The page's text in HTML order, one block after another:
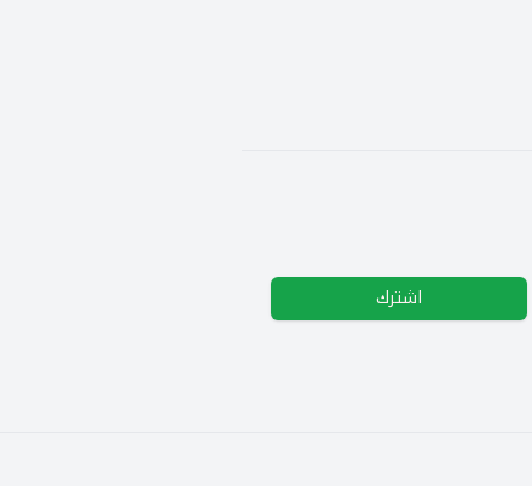
اشترك